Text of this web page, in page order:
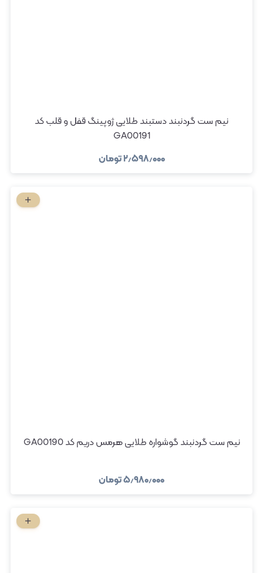
نیم ست گردنبند دستبند طلایی ژوپینگ قفل و قلب کد
GA00191
۲٫۵۹۸٫۰۰۰تومان
نیم ست گردنبند گوشواره طلایی هرمس دریم کد GA00190
۵٫۹۸۰٫۰۰۰تومان